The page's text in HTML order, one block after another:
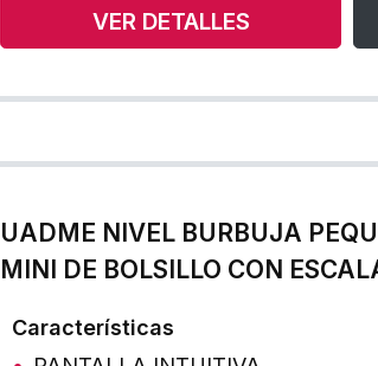
VER DETALLES
UADME NIVEL BURBUJA
MINI DE BOLSILLO CON
Características